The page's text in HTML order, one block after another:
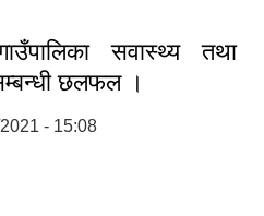
सवास्थ्य तथा
छलफल ।
- 15:08